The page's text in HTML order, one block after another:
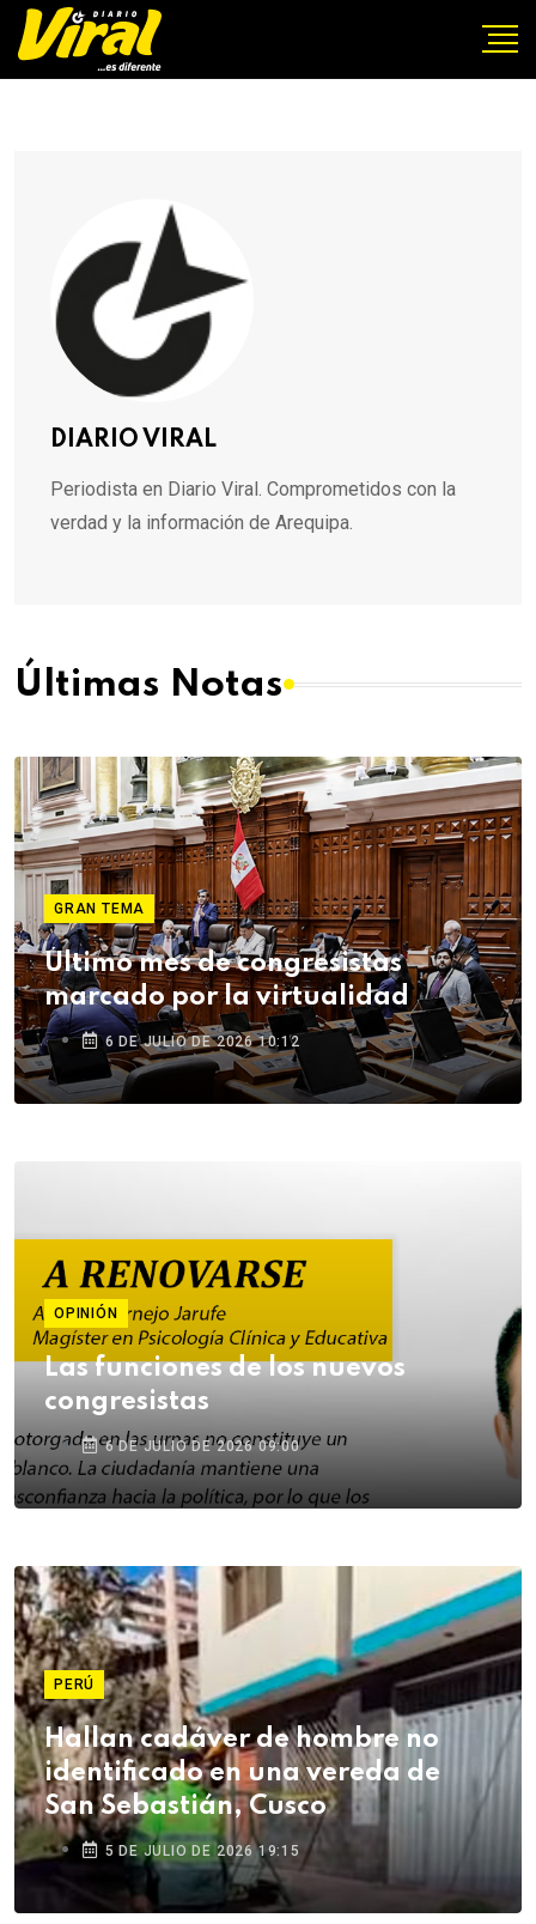
DIARIO VIRAL
Periodista en Diario Viral. Comprometidos con la
verdad y la información de Arequipa.
Últimas Notas
GRAN TEMA
Último mes de congresistas
marcado por la virtualidad
6 DE JULIO DE 2026 10:12
OPINIÓN
Las funciones de los nuevos
congresistas
6 DE JULIO DE 2026 09:00
PERÚ
Hallan cadáver de hombre no
identificado en una vereda de
San Sebastián, Cusco
5 DE JULIO DE 2026 19:15